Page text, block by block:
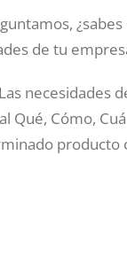
¿sabes
de tu
necesidades
Qué, Cómo,
producto